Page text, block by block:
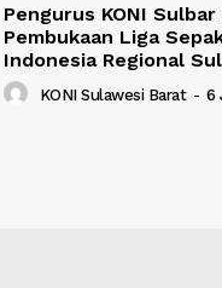
Pengurus KONI Sulbar
Pembukaan Liga
Indonesia Regional
KONI Sulawesi Barat - 6